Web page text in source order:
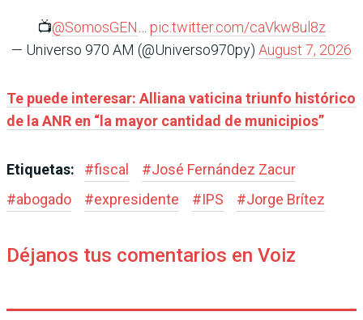
📺@SomosGEN
pic.twitter.com/caVkw8ul8z
— Universo 970 AM (@Universo970py) August 7, 2026
Te puede interesar: Alliana vaticina triunfo histórico
de la ANR en “la mayor cantidad de municipios”
Etiquetas: #fiscal #José Fernández Zacur
#abogado #expresidente #IPS #Jorge Brítez
Déjanos tus comentarios en Voiz